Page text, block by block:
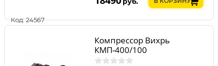
Код: 24567
Компрессор Вихрь
КМП-400/100